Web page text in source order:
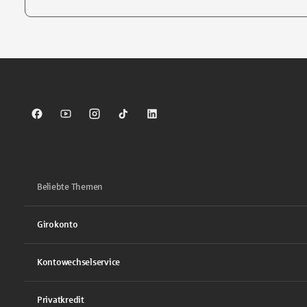
Sparkasse auf Facebook
Sparkasse auf Youtube
Sparkasse auf Instagram
Sparkasse auf TikTok
Sparkasse auf LinkedIn
Beliebte Themen
Girokonto
Kontowechselservice
Privatkredit